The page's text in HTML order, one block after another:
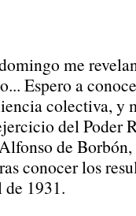
me
Espero a
colectiva, y
del Poder
de
conocer los
1931.